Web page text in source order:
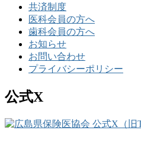
共済制度
医科会員の方へ
歯科会員の方へ
お知らせ
お問い合わせ
プライバシーポリシー
公式X